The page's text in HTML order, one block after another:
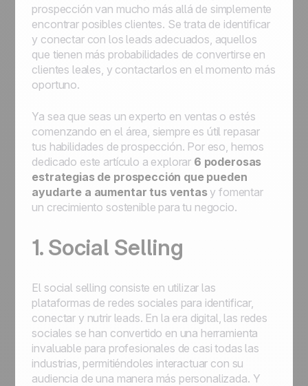
prospección van mucho más allá de simplemente
encontrar posibles clientes. Se trata de identificar
y conectar con los leads adecuados, aquellos
que tienen más probabilidades de convertirse en
clientes leales, y contactarlos en el momento más
oportuno.
Ya sea que seas un experto en ventas o estés
comenzando en el área, siempre es útil repasar
tus habilidades de prospección. Por eso, hemos
dedicado este artículo a explorar 6 poderosas
estrategias de prospección que pueden
ayudarte a aumentar tus ventasy fomentar
un crecimiento sostenible para tu negocio.
1. Social Selling
El social selling consiste en utilizar las
plataformas de redes sociales para identificar,
conectar y nutrir leads. En la era digital, las redes
sociales se han convertido en una herramienta
invaluable para profesionales de casi todas las
industrias, permitiéndoles interactuar con su
audiencia de una manera más personalizada. Y